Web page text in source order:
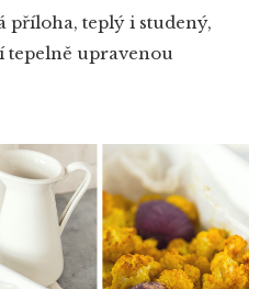
příloha, teplý i studený,
tepelně upravenou